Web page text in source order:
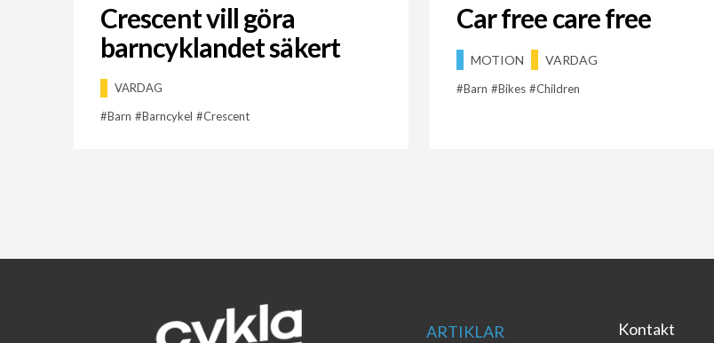
Crescent vill göra
barncyklandet säkert
VARDAG
Barn
Barncykel Crescent
Car free care free
MOTION VARDAG
Barn Bikes Children
ARTIKLAR
Kontakt